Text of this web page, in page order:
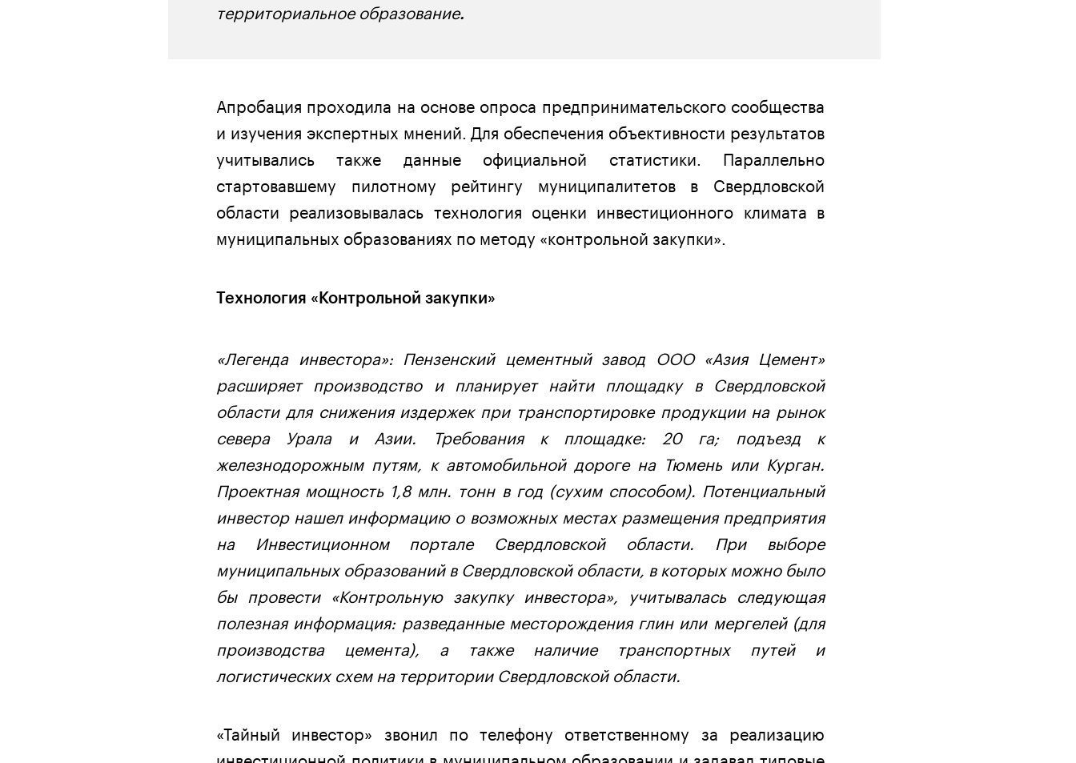
территориальное образование.
Апробация проходила на основе опроса предпринимательского сообщества
и изучения экспертных мнений. Для обеспечения объективности результатов
учитывались также данные официальной статистики. Параллельно
стартовавшему пилотному рейтингу муниципалитетов в Свердловской
области реализовывалась технология оценки инвестиционного климата в
муниципальных образованиях по методу «контрольной закупки».
Технология «Контрольной закупки»
«Легенда инвестора»: Пензенский цементный завод ООО «Азия Цемент»
расширяет производство и планирует найти площадку в Свердловской
области для снижения издержек при транспортировке продукции на рынок
севера Урала и Азии. Требования к площадке: 20 га; подъезд к
железнодорожным путям, к автомобильной дороге на Тюмень или Курган.
Проектная мощность 1,8 млн. тонн в год (сухим способом). Потенциальный
инвестор нашел информацию о возможных местах размещения предприятия
на Инвестиционном портале Свердловской области. При выборе
муниципальных образований в Свердловской области, в которых можно было
бы провести «Контрольную закупку инвестора», учитывалась следующая
полезная информация: разведанные месторождения глин или мергелей (для
производства цемента), а также наличие транспортных путей и
логистических схем на территории Свердловской области.
«Тайный инвестор» звонил по телефону ответственному за реализацию